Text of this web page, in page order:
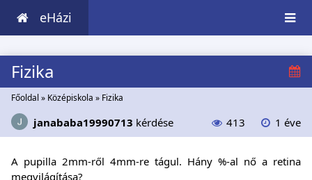
eHázi
Fizika
Főoldal » Középiskola » Fizika
janababa19990713 kérdése 413 1 éve
A pupilla 2mm-ről 4mm-re tágul. Hány %-al nő a retina
megvilágítása?